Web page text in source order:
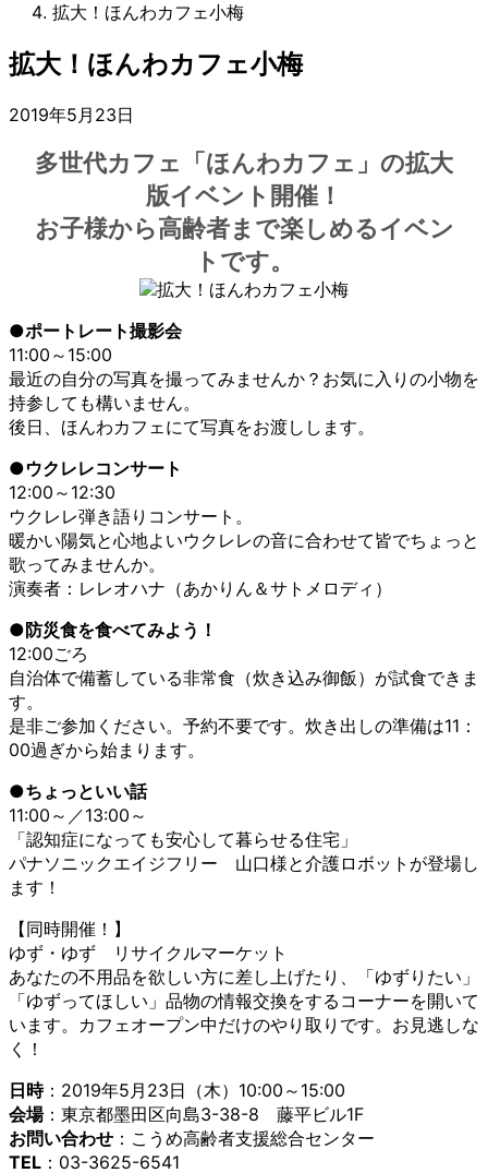
拡大！ほんわカフェ小梅
拡大！ほんわカフェ小梅
2019年5月23日
多世代カフェ「ほんわカフェ」の拡大
版イベント開催！
お子様から高齢者まで楽しめるイベン
トです。
●ポートレート撮影会
11:00～15:00
最近の自分の写真を撮ってみませんか？お気に入りの小物を
持参しても構いません。
後日、ほんわカフェにて写真をお渡しします。
●ウクレレコンサート
12:00～12:30
ウクレレ弾き語りコンサート。
暖かい陽気と心地よいウクレレの音に合わせて皆でちょっと
歌ってみませんか。
演奏者：レレオハナ（あかりん＆サトメロディ）
●防災食を食べてみよう！
12:00ごろ
自治体で備蓄している非常食（炊き込み御飯）が試食できま
す。
是非ご参加ください。予約不要です。炊き出しの準備は11：
00過ぎから始まります。
●ちょっといい話
11:00～／13:00～
「認知症になっても安心して暮らせる住宅」
パナソニックエイジフリー 山口様と介護ロボットが登場し
ます！
【同時開催！】
ゆず・ゆず リサイクルマーケット
あなたの不用品を欲しい方に差し上げたり、「ゆずりたい」
「ゆずってほしい」品物の情報交換をするコーナーを開いて
います。カフェオープン中だけのやり取りです。お見逃しな
く！
日時：2019年5月23日（木）10:00～15:00
会場：東京都墨田区向島3-38-8 藤平ビル1F
お問い合わせ ：こうめ高齢者支援総合センター
TEL ：03-3625-6541